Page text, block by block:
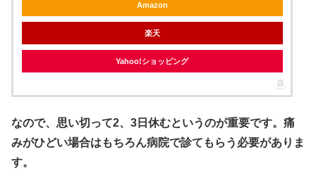
Amazon
楽天
Yahoo!ショッピング
なので、思い切って2、3日休むというのが重要です。痛
みがひどい場合はもちろん病院で診てもらう必要がありま
す。